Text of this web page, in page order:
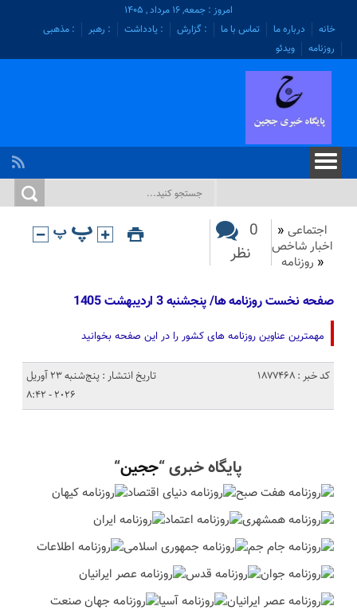
امروز : جمعه, ۱۶ مرداد , ۱۴۰۵
خانه
درباره ما تماس با ما : گزارش : یادداشت : رهبر
: مذهبی
روزنامه
ویدئو
اجتماعی «
اخبار شاخص
« روزنامه
0
نظر
صفحه نخست روزنامه ها/ پنجشنبه 3 اردیبهشت 1405
مهمترین عناوین روزنامه های کشور را در این صفحه بخوانید
کد خبر : 1877468
تاریخ انتشار : پنج‌شنبه 23 آوریل
2026 - 8:42
پایگاه خبری “ججین“